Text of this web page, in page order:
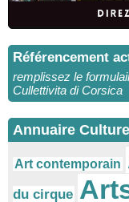
Référencement
remplissez le
Cullettivita di Corsica
Annuaire
Art contemporain
du cirque